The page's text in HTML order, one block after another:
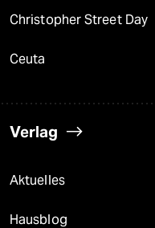
Christopher Street Day
Ceuta
Verlag
Aktuelles
Hausblog